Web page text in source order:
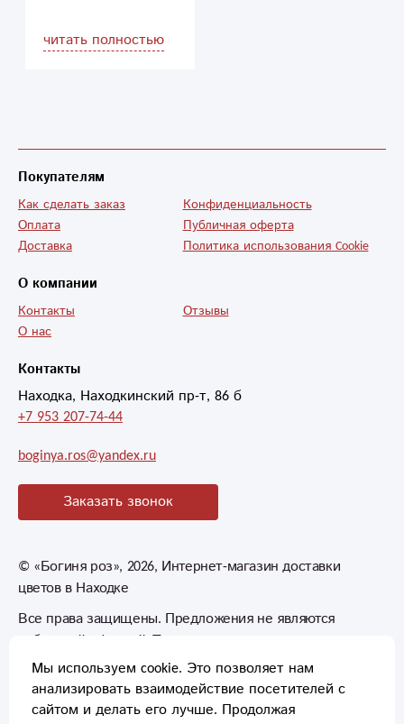
читать полностью
Контакты
Находка, Находкинский пр-т, 86 б
+7 953 207-74-44
boginya.ros@yandex.ru
Заказать звонок
Покупателям
Как сделать заказ
Оплата
Доставка
Конфиденциальность
Публичная оферта
Политика использования Cookie
О компании
Контакты
О нас
Отзывы
© «Богиня роз», 2026, Интернет-магазин доставки
цветов в Находке
Все права защищены. Предложения не являются
публичной офертой. Товары могут незначительно
отличаться от фотографий.
Мы используем cookie. Это позволяет нам
анализировать взаимодействие посетителей с
сайтом и делать его лучше. Продолжая